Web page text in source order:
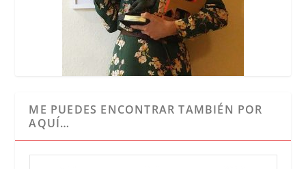
ME PUEDES ENCONTRAR TAMBIÉN POR
AQUÍ…